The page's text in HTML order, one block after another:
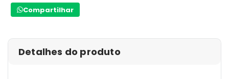
Compartilhar
Detalhes do produto